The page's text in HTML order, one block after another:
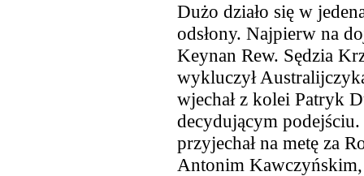
Dużo działo się w
odsłony. Najpierw na
Keynan Rew. Sędzia
wykluczył
wjechał z kolei Patryk
decydującym
przyjechał na metę za
Antonim Kawczyńskim,